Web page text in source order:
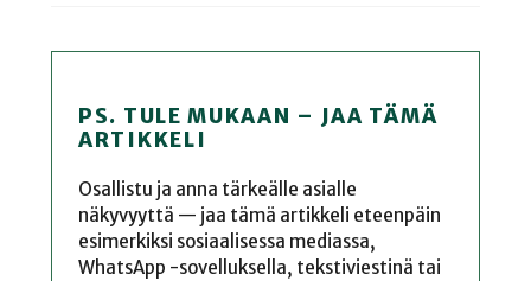
PS. TULE MUKAAN – JAA TÄMÄ
ARTIKKELI
Osallistu ja anna tärkeälle asialle
näkyvyyttä — jaa tämä artikkeli eteenpäin
esimerkiksi sosiaalisessa mediassa,
WhatsApp -sovelluksella, tekstiviestinä tai